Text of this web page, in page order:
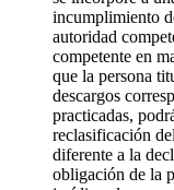
incumplimiento
autoridad
competente en
que la persona
descargos
practicadas,
reclasificación
diferente a la
obligación de la